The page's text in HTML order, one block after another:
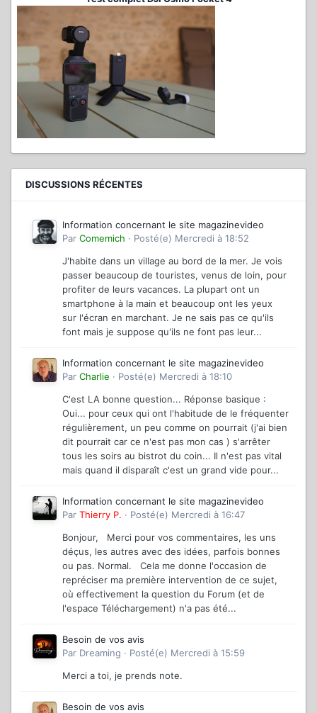
DISCUSSIONS RÉCENTES
Information concernant le site magazinevideo
Par Comemich · Posté(e) Mercredi à 18:52
J'habite dans un village au bord de la mer. Je vois
passer beaucoup de touristes, venus de loin, pour
profiter de leurs vacances. La plupart ont un
smartphone à la main et beaucoup ont les yeux
sur l'écran en marchant. Je ne sais pas ce qu'ils
font mais je suppose qu'ils ne font pas leur...
Information concernant le site magazinevideo
Par Charlie · Posté(e) Mercredi à 18:10
C'est LA bonne question... Réponse basique :
Oui... pour ceux qui ont l'habitude de le fréquenter
régulièrement, un peu comme on pourrait (j'ai bien
dit pourrait car ce n'est pas mon cas ) s'arrêter
tous les soirs au bistrot du coin... Il n'est pas vital
mais quand il disparaît c'est un grand vide pour...
Information concernant le site magazinevideo
Par Thierry P. · Posté(e) Mercredi à 16:47
Bonjour, Merci pour vos commentaires, les uns
déçus, les autres avec des idées, parfois bonnes
ou pas. Normal. Cela me donne l'occasion de
repréciser ma première intervention de ce sujet,
où effectivement la question du Forum (et de
l'espace Téléchargement) n'a pas été...
Besoin de vos avis
Par Dreaming · Posté(e) Mercredi à 15:59
Merci a toi, je prends note.
Besoin de vos avis